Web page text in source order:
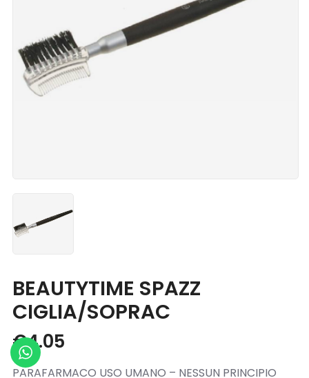
Servizi
Blog
BEAUTYTIME SPAZZ
CIGLIA/SOPRAC
€4.05
PARAFARMACO USO UMANO – NESSUN PRINCIPIO